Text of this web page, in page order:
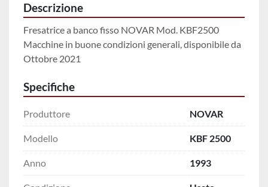
Descrizione
Fresatrice a banco fisso NOVAR Mod. KBF2500
Macchine in buone condizioni generali, disponibile da
Ottobre 2021
Specifiche
Produttore NOVAR
Modello KBF 2500
Anno 1993